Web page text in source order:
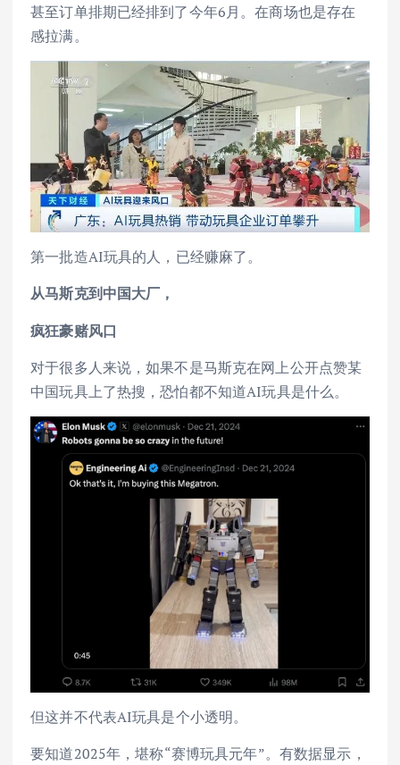
甚至订单排期已经排到了今年6月。在商场也是存在
感拉满。
第一批造AI玩具的人，已经赚麻了。
从马斯克到中国大厂，
疯狂豪赌风口
对于很多人来说，如果不是马斯克在网上公开点赞某
中国玩具上了热搜，恐怕都不知道AI玩具是什么。
但这并不代表AI玩具是个小透明。
要知道2025年，堪称“赛博玩具元年”。有数据显示，